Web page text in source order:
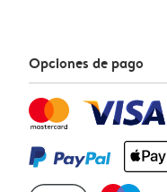
Opciones de pago